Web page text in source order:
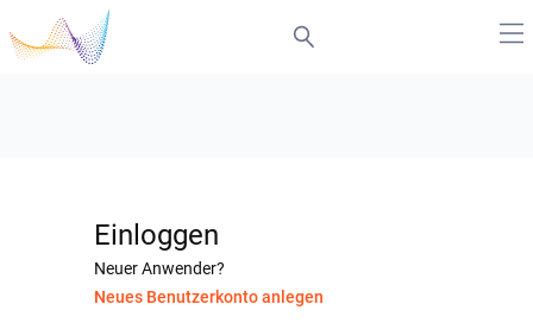
Einloggen
Neuer Anwender?
Neues Benutzerkonto anlegen